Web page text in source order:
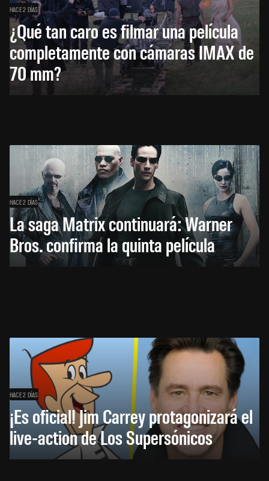
HACE 2 DÍAS
¿Qué tan caro es filmar una película
completamente con cámaras IMAX de
70 mm?
HACE 2 DÍAS
La saga Matrix continuará: Warner
Bros. confirma la quinta película
HACE 2 DÍAS
¡Es oficial! Jim Carrey protagonizará el
live-action de Los Supersónicos